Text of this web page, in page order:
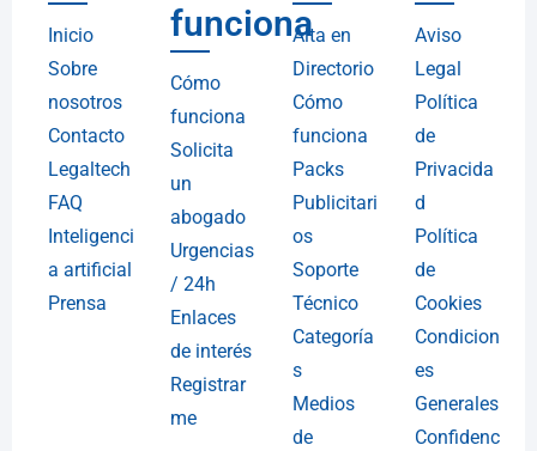
Inicio
Sobre
nosotros
Contacto
Legaltech
FAQ
Inteligenci
a artificial
Prensa
funciona
Cómo
funciona
Solicita
un
abogado
Urgencias
/ 24h
Enlaces
de interés
Registrar
me
Alta en
Directorio
Cómo
funciona
Packs
Publicitari
os
Soporte
Técnico
Categoría
s
Medios
de
Aviso
Legal
Política
de
Privacida
d
Política
de
Cookies
Condicion
es
Generales
Confidenc